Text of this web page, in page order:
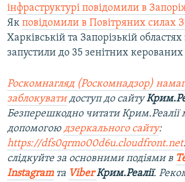
інфраструктурі повідомили в
Як повідомили в Повітряних силах
Харківській та Запорізькій
запустили до 35 зенітних
Роскомнагляд (Роскомнадзор)
заблокуватидоступ до сайту
Безперешкодно читати Крим.Реалії
допомогою дзеркального сайту:
https://dfs0qrmo00d6u.cloudfront.net
слідкуйте за основними подіями в
Instagramта ViberКрим.Реалії. Ре